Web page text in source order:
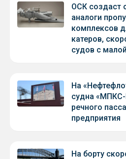
ОСК создаст
аналоги
комплексов
катеров,
судов с
На
судна
речного
предприятия
На борту